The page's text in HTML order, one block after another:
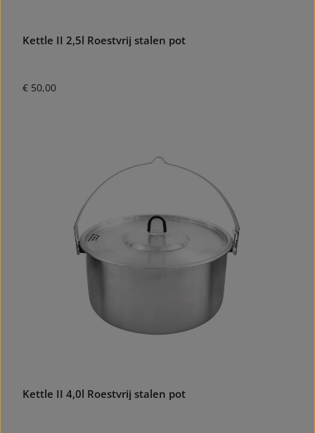
Kettle II 2,5l Roestvrij stalen pot
Normale prijs:
€ 50,00
Kettle II 4,0l Roestvrij stalen pot